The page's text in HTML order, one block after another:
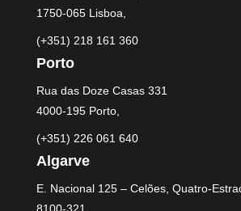
1750-065 Lisboa,
(+351) 218 161 360
Porto
Rua das Doze Casas 331
4000-195 Porto,
(+351) 226 061 640
Algarve
E. Nacional 125 – Celões, Quatro-
8100-321